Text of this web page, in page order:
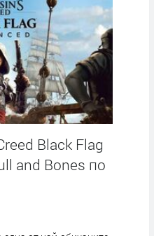
Black Flag
and Bones по